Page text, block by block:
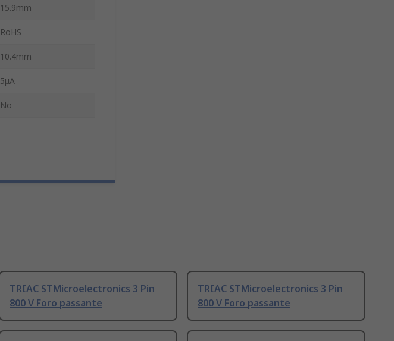
15.9mm
RoHS
10.4mm
5μA
No
TRIAC STMicroelectronics 3 Pin
800 V Foro passante
TRIAC STMicroelectronics 3 Pin
800 V Foro passante